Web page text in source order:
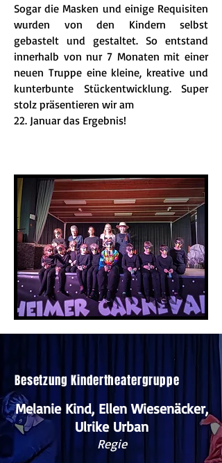
Sogar die Masken und einige Requisiten
wurden von den Kindern selbst
gebastelt und gestaltet. So entstand
innerhalb von nur 7 Monaten mit einer
neuen Truppe eine kleine, kreative und
kunterbunte Stückentwicklung. Super
stolz präsentieren wir am
22. Januar das Ergebnis!
Besetzung Kindertheatergruppe
Melanie Kind, Ellen Wiesenäcker,
Ulrike Urban
Regie